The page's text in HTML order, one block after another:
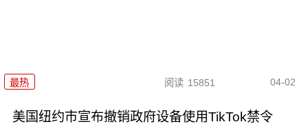
最热 阅读 15851 04-02
美国纽约市宣布撤销政府设备使用TikTok禁令